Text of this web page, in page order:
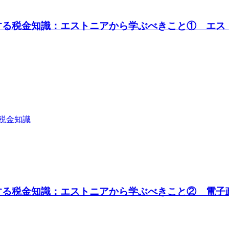
税金知識：エストニアから学ぶべきこと① エス
金知識
税金知識：エストニアから学ぶべきこと② 電子